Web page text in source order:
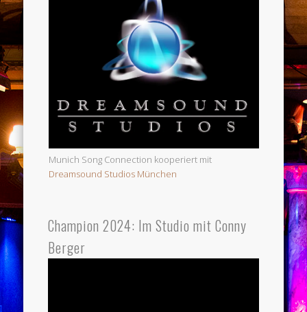
Munich Song Connection kooperiert mit
Dreamsound Studios München
Champion 2024: Im Studio mit Conny
Berger